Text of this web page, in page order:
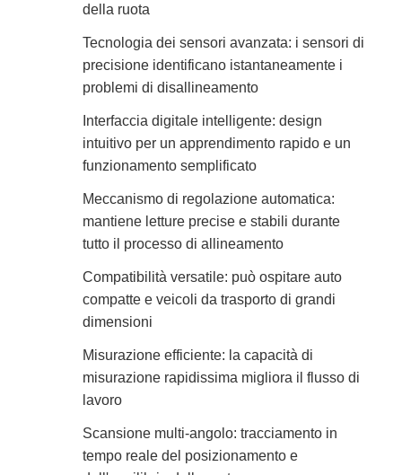
della ruota
Tecnologia dei sensori avanzata: i sensori di
precisione identificano istantaneamente i
problemi di disallineamento
Interfaccia digitale intelligente: design
intuitivo per un apprendimento rapido e un
funzionamento semplificato
Meccanismo di regolazione automatica:
mantiene letture precise e stabili durante
tutto il processo di allineamento
Compatibilità versatile: può ospitare auto
compatte e veicoli da trasporto di grandi
dimensioni
Misurazione efficiente: la capacità di
misurazione rapidissima migliora il flusso di
lavoro
Scansione multi-angolo: tracciamento in
tempo reale del posizionamento e